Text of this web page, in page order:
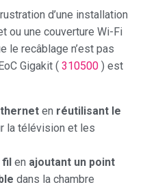
d’une installation
ou une couverture Wi-Fi
le recâblage n’est pas
Gigakit ( 310500 ) est
en réutilisant le
la télévision et les
en ajoutant un point
dans la chambre